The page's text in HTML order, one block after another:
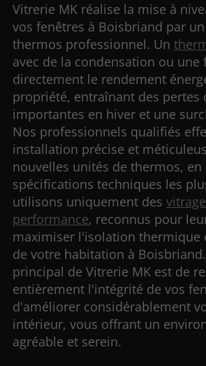
Vitrerie MK réalise la mise à
vos fenêtres à Boisbriand par
thermos professionnel. Un
avec de la condensation ou une
directement le rendement
propriété, entraînant des pertes
importantes en hiver et une
Nos professionnels qualifiés
installation précise et
nouvelles unités de thermos, en
spécifications techniques les
utilisons uniquement des
performance, reconnus pour
maximiser l'isolation thermique
de votre habitation à
principal de Vitrerie MK est de
entièrement l'intégrité de vos
d'améliorer considérablement
intérieur, vous offrant un
agréable et serein.